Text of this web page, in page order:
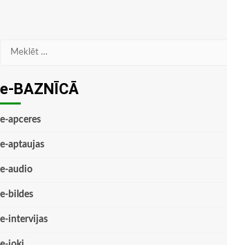
Meklēt:
e-BAZNĪCĀ
e-apceres
e-aptaujas
e-audio
e-bildes
e-intervijas